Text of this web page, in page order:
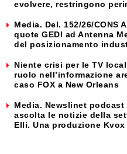
evolvere, restringono
Media. Del. 152/26/CONS
quote GEDI ad Antenna
del posizionamento
Niente crisi per le TV
ruolo nell’informazione
caso FOX a New Orleans
Media. Newslinet
ascolta le notizie della
Elli. Una produzione Kvox